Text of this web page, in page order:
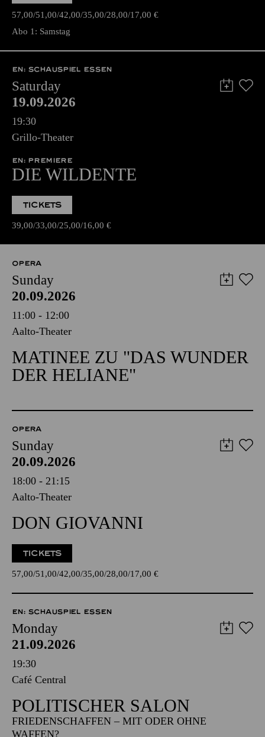
57,00 51,00 42,00 35,00 28,00 17,00 €
Abo 1: Samstag
EN: SCHAUSPIEL ESSEN
Saturday
19.09.2026
19:30
Grillo-Theater
EN: PREMIERE
DIE WILDENTE
TICKETS
39,00 33,00 25,00 16,00 €
OPERA
Sunday
20.09.2026
11:00 - 12:00
Aalto-Theater
MATINEE ZU "DAS WUNDER
DER HELIANE"
OPERA
Sunday
20.09.2026
18:00 - 21:15
Aalto-Theater
DON GIOVANNI
TICKETS
57,00 51,00 42,00 35,00 28,00 17,00 €
EN: SCHAUSPIEL ESSEN
Monday
21.09.2026
19:30
Café Central
POLITISCHER SALON
FRIEDENSCHAFFEN – MIT ODER OHNE
WAFFEN?